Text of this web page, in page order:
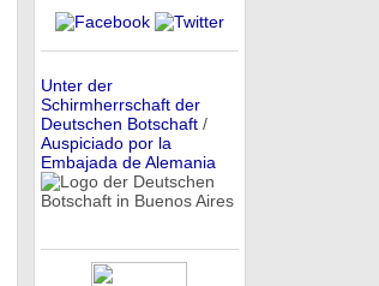
Unter der
Schirmherrschaft der
Deutschen Botschaft/
Auspiciado por la
Embajada de Alemania